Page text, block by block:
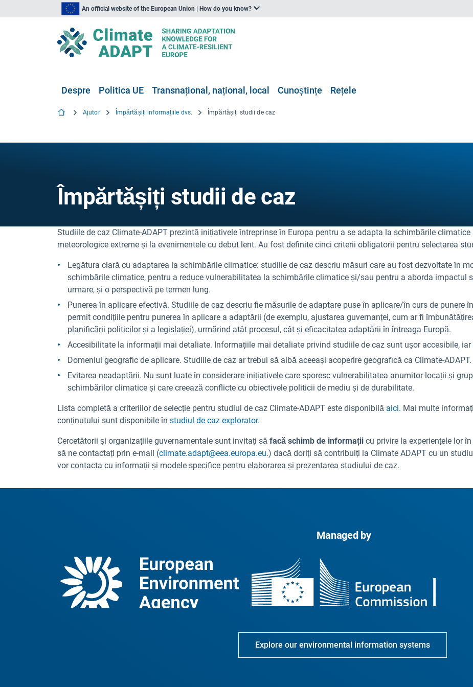
An official website of the European Union | How do you know?
Despre Politica UE Transnațional, național, local Cunoștințe Rețele
Ajutor Împărtășiți informațiile dvs. Împărtășiți studii de caz
Împărtășiți studii de caz
Studiile de caz Climate-ADAPT prezintă inițiativele întreprinse în Europa pentru a se adapta la schimbările
meteorologice extreme și la evenimentele cu debut lent. Au fost definite cinci criterii obligatorii pentru selectarea
Legătura clară cu adaptarea la schimbările climatice: studiile de caz descriu măsuri care au fost dezvoltate în
schimbările climatice, pentru a reduce vulnerabilitatea la schimbările climatice și/sau pentru a aborda impactul
urmare, și o perspectivă pe termen lung.
Punerea în aplicare efectivă. Studiile de caz descriu fie măsurile de adaptare puse în aplicare/în curs de punere
permit condițiile pentru punerea în aplicare a adaptării (de exemplu, ajustarea guvernanței, cum ar fi
planificării politicilor și a legislației), urmărind atât procesul, cât și eficacitatea adaptării în întreaga Europă.
Accesibilitate la informații mai detaliate. Informațiile mai detaliate privind studiile de caz sunt ușor accesibile,
Domeniul geografic de aplicare. Studiile de caz ar trebui să aibă aceeași acoperire geografică ca Climate-ADAPT.
Evitarea neadaptării. Nu sunt luate în considerare inițiativele care sporesc vulnerabilitatea anumitor locații și
schimbărilor climatice și care creează conflicte cu obiectivele politicii de mediu și de durabilitate.
Lista completă a criteriilor de selecție pentru studiul de caz Climate-ADAPT este disponibilă aici. Mai multe
conținutului sunt disponibile în studiul de caz explorator.
Cercetătorii și organizațiile guvernamentale sunt invitați să facă schimb de informații cu privire la experiențele lor
să ne contactați prin e-mail (climate.adapt@eea.europa.eu.) dacă doriți să contribuiți la Climate ADAPT cu un
vor contacta cu informații și modele specifice pentru elaborarea și prezentarea studiului de caz.
Managed by
Explore our environmental information systems